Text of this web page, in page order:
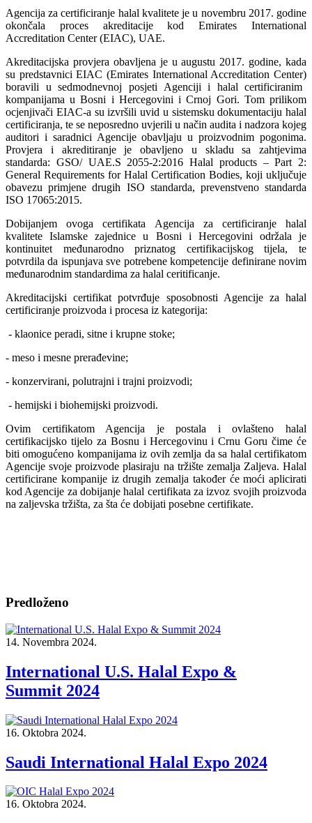
Agencija za certificiranje halal kvalitete je u novembru 2017. godine
okončala proces akreditacije kod Emirates International
Accreditation Center (EIAC), UAE.
Akreditacijska provjera obavljena je u augustu 2017. godine, kada
su predstavnici EIAC (Emirates International Accreditation Center)
boravili u sedmodnevnoj posjeti Agenciji i halal certificiranim
kompanijama u Bosni i Hercegovini i Crnoj Gori. Tom prilikom
ocjenjivači EIAC-a su izvršili uvid u sistemsku dokumentaciju halal
certificiranja, te se neposredno uvjerili u način audita i nadzora kojeg
auditori i saradnici Agencije obavljaju u proizvodnim pogonima.
Provjera i akreditiranje je obavljeno u skladu sa zahtjevima
standarda: GSO/ UAE.S 2055-2:2016 Halal products – Part 2:
General Requirements for Halal Certification Bodies, koji uključuje
obavezu primjene drugih ISO standarda, prevenstveno standarda
ISO 17065:2015.
Dobijanjem ovoga certifikata Agencija za certificiranje halal
kvalitete Islamske zajednice u Bosni i Hercegovini održala je
kontinuitet međunarodno priznatog certifikacijskog tijela, te
potvrdila da ispunjava sve potrebene kompetencije definirane novim
međunarodnim standardima za halal ceritificanje.
Akreditacijski certifikat potvrđuje sposobnosti Agencije za halal
certificiranje proizvoda i procesa iz kategorija:
- klaonice peradi, sitne i krupne stoke;
- meso i mesne prerađevine;
- konzervirani, polutrajni i trajni proizvodi;
- hemijski i biohemijski proizvodi.
Ovim certifikatom Agencija je postala i ovlašteno halal
certifikacijsko tijelo za Bosnu i Hercegovinu i Crnu Goru čime će
biti omogućeno kompanijama iz ovih zemlja da sa halal certifikatom
Agencije svoje proizvode plasiraju na tržište zemalja Zaljeva. Halal
certificirane kompanije iz drugih zemalja također će moći aplicirati
kod Agencije za dobijanje halal certifikata za izvoz svojih proizvoda
na zaljevska tržišta, za šta će dobijati posebne certifikate.
Predloženo
14. Novembra 2024.
International U.S. Halal Expo &
Summit 2024
16. Oktobra 2024.
Saudi International Halal Expo 2024
16. Oktobra 2024.